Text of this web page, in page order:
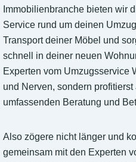
Immobilienbranche bieten wir
Service rund um deinen
Transport deiner Möbel und
schnell in deiner neuen
Experten vom Umzugsservice
und Nerven, sondern
umfassenden Beratung und
Also zögere nicht länger und
gemeinsam mit den Experten